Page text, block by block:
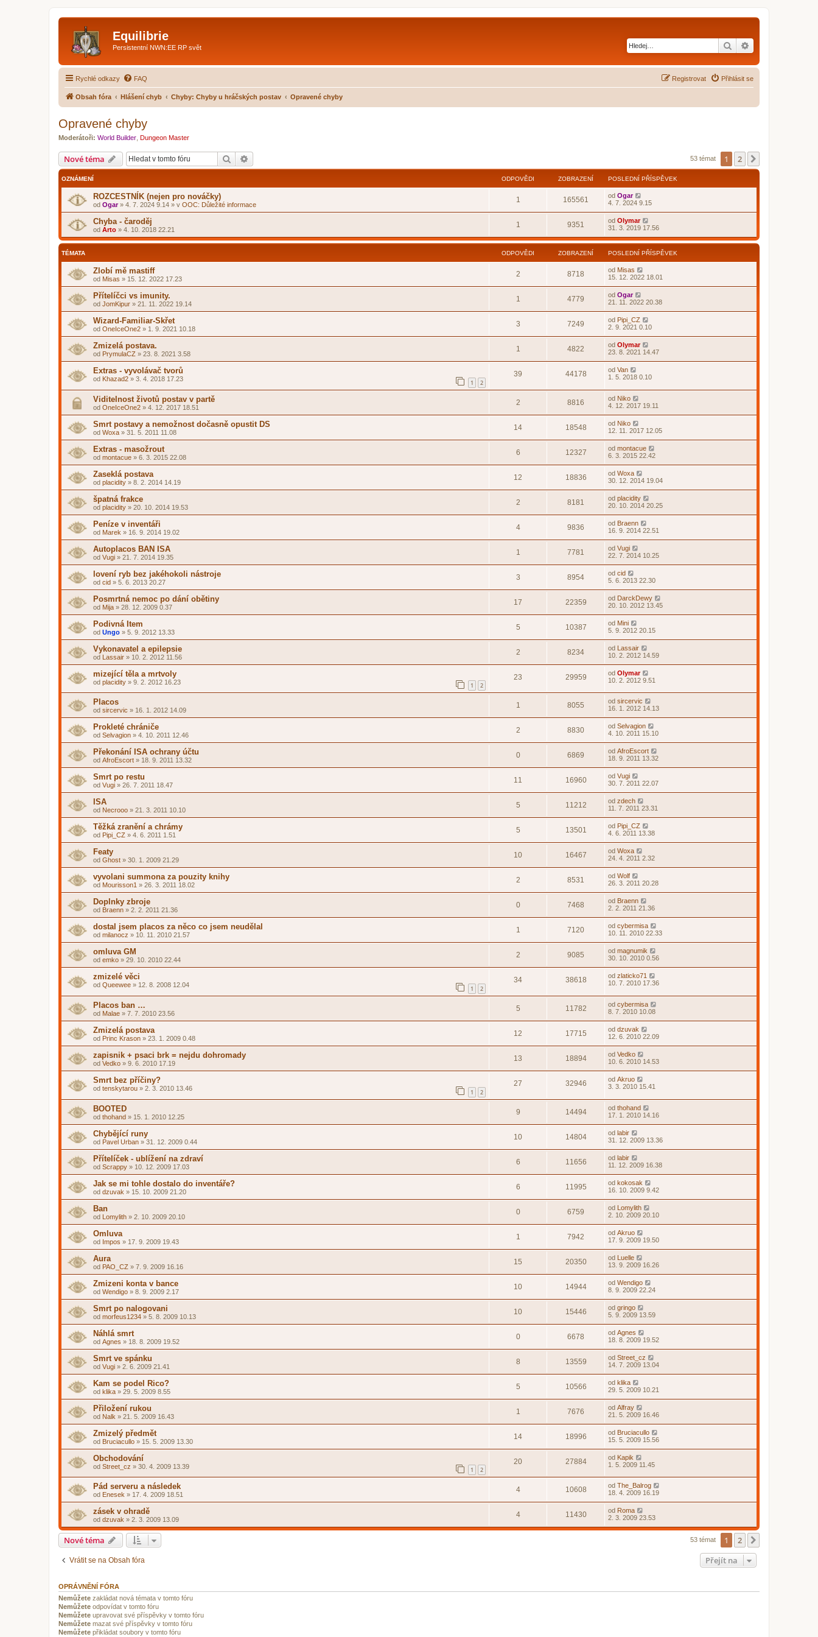
Equilibrie
Persistentní NWN:EE RP svět Hledat
Rychlé odkazy FAQ Přihlásit se
Registrovat
Obsah fóra Hlášení chyb Chyby: Chyby u hráčských postav Opravené chyby
Opravené chyby
Moderátoři: World Builder Dungeon Master
Nové téma Hledat 53 témat 1 2
OZNÁMENÍ ODPOVĚDI ZOBRAZENÍ POSLEDNÍ PŘÍSPĚVEK
ROZCESTNÍK (nejen pro nováčky)
od Ogar» 4. 7. 2024 9.14 » v OOC: Důležité informace
1 165561 od Ogar
4. 7. 2024 9.15
Chyba - čaroděj
od Arto » 4. 10. 2018 22.21
1 9351 od Olymar
31. 3. 2019 17.56
TÉMATA ODPOVĚDI ZOBRAZENÍ POSLEDNÍ PŘÍSPĚVEK
Zlobí mě mastiff
od Misas » 15. 12. 2022 17.23
2 8718 od Misas
15. 12. 2022 18.01
Přítelíčci vs imunity.
od JomKipur » 21. 11. 2022 19.14
1 4779 od Ogar
21. 11. 2022 20.38
Wizard-Familiar-Skřet
od OneIceOne2 » 1. 9. 2021 10.18
3 7249 od Pipi_CZ
2. 9. 2021 0.10
Zmizelá postava.
od PrymulaCZ » 23. 8. 2021 3.58
1 4822 od Olymar
23. 8. 2021 14.47
Extras - vyvolávač tvorů
od Khazad2 » 3. 4. 2018 17.23 1 2
39 44178 od Van
1. 5. 2018 0.10
Viditelnost životů postav v partě
od OneIceOne2 » 4. 12. 2017 18.51
2 8816 od Niko
4. 12. 2017 19.11
Smrt postavy a nemožnost dočasně opustit DS
od Woxa » 31. 5. 2011 11.08
14 18548 od Niko
12. 11. 2017 12.05
Extras - masožrout
od montacue » 6. 3. 2015 22.08
6 12327 od montacue
6. 3. 2015 22.42
Zaseklá postava
od placidity » 8. 2. 2014 14.19
12 18836 od Woxa
30. 12. 2014 19.04
špatná frakce
od placidity » 20. 10. 2014 19.53
2 8181 od placidity
20. 10. 2014 20.25
Peníze v inventáři
od Marek » 16. 9. 2014 19.02
4 9836 od Braenn
16. 9. 2014 22.51
Autoplacos BAN ISA
od Vugi » 21. 7. 2014 19.35
1 7781 od Vugi
22. 7. 2014 10.25
lovení ryb bez jakéhokoli nástroje
od cid » 5. 6. 2013 20.27
3 8954 od cid
5. 6. 2013 22.30
Posmrtná nemoc po dání obětiny
od Mija » 28. 12. 2009 0.37
17 22359 od DarckDewy
20. 10. 2012 13.45
Podivná Item
od Ungo » 5. 9. 2012 13.33
5 10387 od Mini
5. 9. 2012 20.15
Vykonavatel a epilepsie
od Lassair » 10. 2. 2012 11.56
2 8234 od Lassair
10. 2. 2012 14.59
mizející těla a mrtvoly
od placidity » 9. 2. 2012 16.23 1 2
23 29959 od Olymar
10. 2. 2012 9.51
Placos
od sircervic » 16. 1. 2012 14.09
1 8055 od sircervic
16. 1. 2012 14.13
Prokleté chrániče
od Selvagion » 4. 10. 2011 12.46
2 8830 od Selvagion
4. 10. 2011 15.10
Překonání ISA ochrany účtu
od AfroEscort » 18. 9. 2011 13.32
0 6869 od AfroEscort
18. 9. 2011 13.32
Smrt po restu
od Vugi » 26. 7. 2011 18.47
11 16960 od Vugi
30. 7. 2011 22.07
ISA
od Necrooo » 21. 3. 2011 10.10
5 11212 od zdech
11. 7. 2011 23.31
Těžká zranění a chrámy
od Pipi_CZ » 4. 6. 2011 1.51
5 13501 od Pipi_CZ
4. 6. 2011 13.38
Featy
od Ghost » 30. 1. 2009 21.29
10 16467 od Woxa
24. 4. 2011 2.32
vyvolani summona za pouzity knihy
od Mourisson1 » 26. 3. 2011 18.02
2 8531 od Wolf
26. 3. 2011 20.28
Doplnky zbroje
od Braenn » 2. 2. 2011 21.36
0 7468 od Braenn
2. 2. 2011 21.36
dostal jsem placos za něco co jsem neudělal
od milanocz » 10. 11. 2010 21.57
1 7120 od cybermisa
10. 11. 2010 22.33
omluva GM
od emko » 29. 10. 2010 22.44
2 9085 od magnumik
30. 10. 2010 0.56
zmizelé věci
od Queewee » 12. 8. 2008 12.04 1 2
34 38618 od zlaticko71
10. 7. 2010 17.36
Placos ban …
od Malae » 7. 7. 2010 23.56
5 11782 od cybermisa
8. 7. 2010 10.08
Zmizelá postava
od Princ Krason » 23. 1. 2009 0.48
12 17715 od dzuvak
12. 6. 2010 22.09
zapisnik + psaci brk = nejdu dohromady
od Vedko » 9. 6. 2010 17.19
13 18894 od Vedko
10. 6. 2010 14.53
Smrt bez příčiny?
od tenskytarou » 2. 3. 2010 13.46 1 2
27 32946 od Akruo
3. 3. 2010 15.41
BOOTED
od thohand » 15. 1. 2010 12.25
9 14494 od thohand
17. 1. 2010 14.16
Chybějící runy
od Pavel Urban » 31. 12. 2009 0.44
10 14804 od labir
31. 12. 2009 13.36
Přítelíček - ublížení na zdraví
od Scrappy » 10. 12. 2009 17.03
6 11656 od labir
11. 12. 2009 16.38
Jak se mi tohle dostalo do inventáře?
od dzuvak » 15. 10. 2009 21.20
6 11995 od kokosak
16. 10. 2009 9.42
Ban
od Lomylith » 2. 10. 2009 20.10
0 6759 od Lomylith
2. 10. 2009 20.10
Omluva
od Impos » 17. 9. 2009 19.43
1 7942 od Akruo
17. 9. 2009 19.50
Aura
od PAO_CZ » 7. 9. 2009 16.16
15 20350 od Luelle
13. 9. 2009 16.26
Zmizeni konta v bance
od Wendigo » 8. 9. 2009 2.17
10 14944 od Wendigo
8. 9. 2009 22.24
Smrt po nalogovani
od morfeus1234 » 5. 8. 2009 10.13
10 15446 od gringo
5. 9. 2009 13.59
Náhlá smrt
od Agnes » 18. 8. 2009 19.52
0 6678 od Agnes
18. 8. 2009 19.52
Smrt ve spánku
od Vugi » 2. 6. 2009 21.41
8 13559 od Street_cz
14. 7. 2009 13.04
Kam se podel Rico?
od klika » 29. 5. 2009 8.55
5 10566 od klika
29. 5. 2009 10.21
Přiložení rukou
od Nalk » 21. 5. 2009 16.43
1 7676 od Alfray
21. 5. 2009 16.46
Zmizelý předmět
od Bruciacullo » 15. 5. 2009 13.30
14 18996 od Bruciacullo
15. 5. 2009 15.56
Obchodování
od Street_cz » 30. 4. 2009 13.39 1 2
20 27884 od Kapik
1. 5. 2009 11.45
Pád serveru a následek
od Enesek » 17. 4. 2009 18.51
4 10608 od The_Balrog
18. 4. 2009 16.19
zásek v ohradě
od dzuvak » 2. 3. 2009 13.09
4 11430 od Roma
2. 3. 2009 23.53
Nové téma 53 témat 1 2
Vrátit se na Obsah fóra Přejít na
OPRÁVNĚNÍ FÓRA
Nemůžete zakládat nová témata v tomto fóru
Nemůžete odpovídat v tomto fóru
Nemůžete upravovat své příspěvky v tomto fóru
Nemůžete mazat své příspěvky v tomto fóru
Nemůžete přikládat soubory v tomto fóru